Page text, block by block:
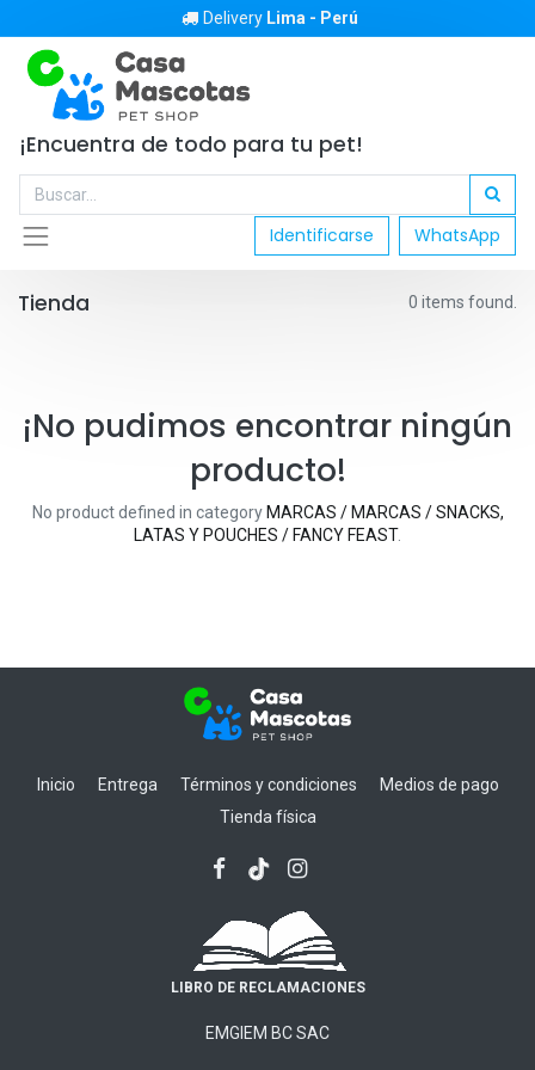
Delivery Lima - Perú
¡Encuentra de todo para tu pet!
Identificarse WhatsApp
Tienda 0 items found.
¡No pudimos encontrar ningún
producto!
No product defined in category MARCAS / MARCAS / SNACKS,
LATAS Y POUCHES / FANCY FEAST.
Inicio Entrega Términos y condiciones
Medios de pago
Tienda física
LIBRO DE RECLAMACIONES
EMGIEM BC SAC